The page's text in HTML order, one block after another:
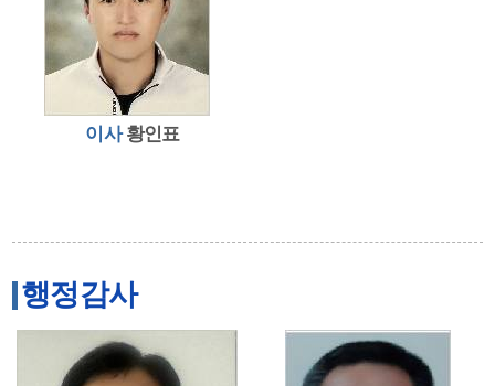
이사 황인표
행정감사